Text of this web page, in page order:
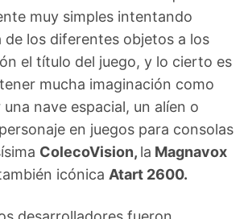
muy simples intentando
los diferentes objetos a los
el título del juego, y lo cierto es
mucha imaginación como
nave espacial, un alíen o
en juegos para consolas
ColecoVision, la Magnavox
icónica Atart 2600.